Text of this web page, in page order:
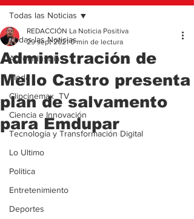
Todas las Noticias
Agroindustria
Moda
Clipcinemax_TV
Ciencia e Innovación
Tecnología y Transformación Digital
Lo Ultimo
Politica
Entretenimiento
Deportes
Todas las Noticias
Administración de
Mello Castro presenta
plan de salvamento
para Emdupar
REDACCIÓN La Noticia Positiva
29 sept 2021 0 min de lectura